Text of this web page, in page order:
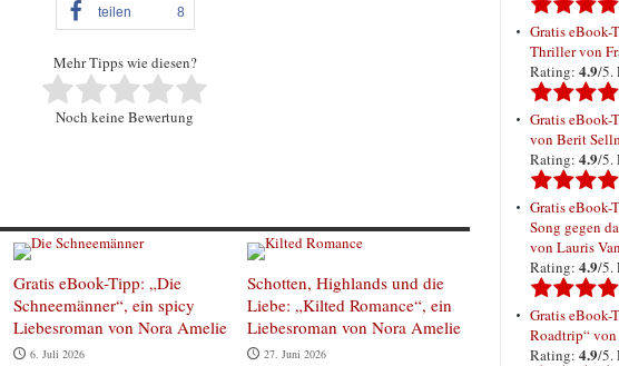
teilen 8
Mehr Tipps wie diesen?
Noch keine Bewertung
Gratis eBook-Tipp: „Die
Schneemänner“, ein spicy
Liebesroman von Nora Amelie
6. Juli 2026
Schotten, Highlands und die
Liebe: „Kilted Romance“, ein
Liebesroman von Nora Amelie
27. Juni 2026
Gratis eBook-
Thriller von
Rating: 4.9/5.
Gratis eBook-
von Berit
Rating: 4.9/5.
Gratis eBook-
Song gegen
von Lauris
Rating: 4.9/5.
Gratis eBook-
Roadtrip“
Rating: 4.9/5.